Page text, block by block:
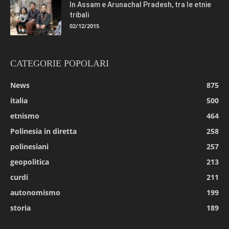
In Assam e Arunachal Pradesh, tra le etnie
tribali
02/12/2015
CATEGORIE POPOLARI
News
875
italia
500
etnismo
464
Polinesia in diretta
258
polinesiani
257
geopolitica
213
curdi
211
autonomismo
199
storia
189